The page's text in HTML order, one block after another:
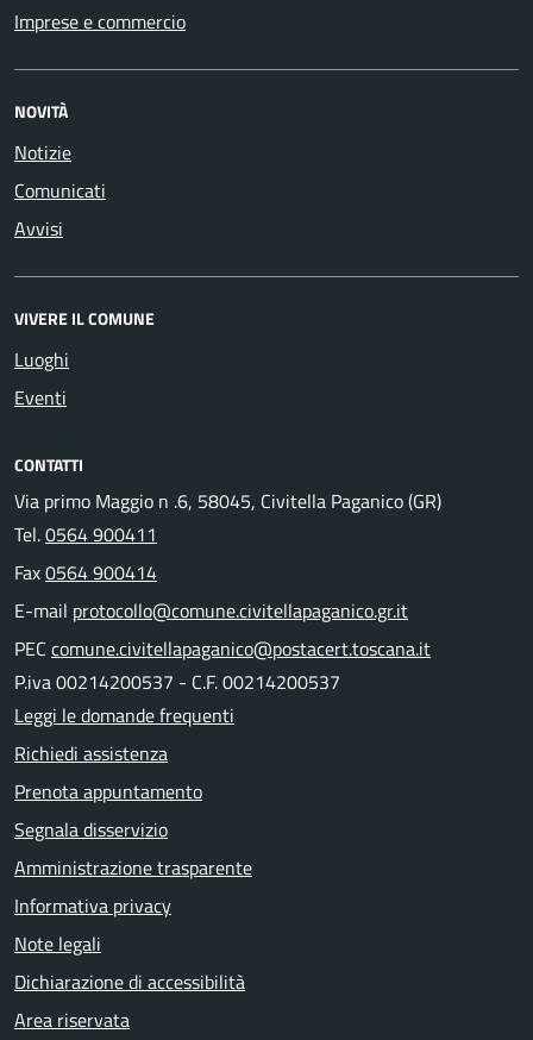
Imprese e commercio
NOVITÀ
Notizie
Comunicati
Avvisi
VIVERE IL COMUNE
Luoghi
Eventi
CONTATTI
Via primo Maggio n .6, 58045, Civitella Paganico (GR)
Tel.0564 900411
Fax0564 900414
E-mail protocollo@comune.civitellapaganico.gr.it
PEC comune.civitellapaganico@postacert.toscana.it
P.iva 00214200537 - C.F. 00214200537
Leggi le domande frequenti
Richiedi assistenza
Prenota appuntamento
Segnala disservizio
Amministrazione trasparente
Informativa privacy
Note legali
Dichiarazione di accessibilità
Area riservata